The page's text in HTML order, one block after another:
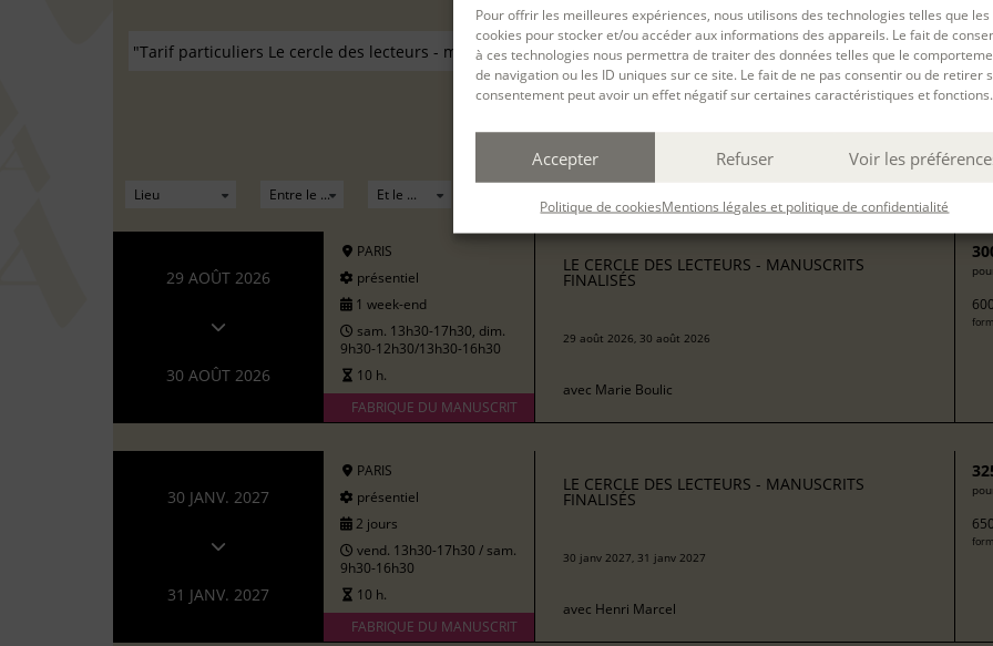
Pour offrir les meilleures expériences, nous utilisons des technologies telles que les
cookies pour stocker et/ou accéder aux informations des appareils. Le fait de
à ces technologies nous permettra de traiter des données telles que le
de navigation ou les ID uniques sur ce site. Le fait de ne pas consentir ou de retirer
consentement peut avoir un effet négatif sur certaines caractéristiques et fonctions.
Accepter Refuser Voir les
Politique de cookiesMentions légales et politique de confidentialité
29 AOÛT 2026
30 AOÛT 2026
PARIS
présentiel
1 week-end
sam. 13h30-17h30, dim.
9h30-12h30/13h30-16h30
10 h.
FABRIQUE DU MANUSCRIT
LE CERCLE DES LECTEURS - MANUSCRITS
FINALISÉS
29 août 2026, 30 août 2026
avec Marie Boulic
30 JANV. 2027
31 JANV. 2027
PARIS
présentiel
2 jours
vend. 13h30-17h30 / sam.
9h30-16h30
10 h.
FABRIQUE DU MANUSCRIT
LE CERCLE DES LECTEURS - MANUSCRITS
FINALISÉS
30 janv 2027, 31 janv 2027
avec Henri Marcel